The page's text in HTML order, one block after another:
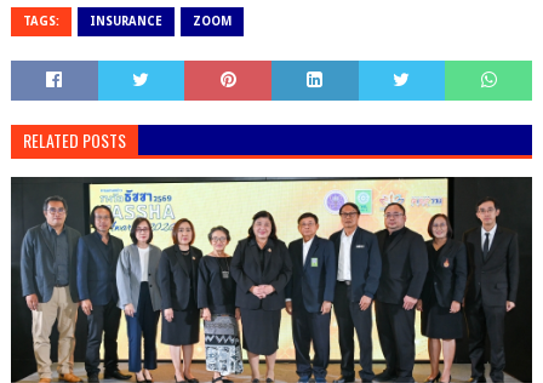
TAGS: INSURANCE ZOOM
RELATED POSTS